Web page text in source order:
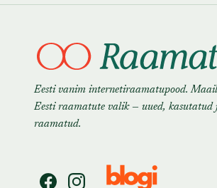
Eesti vanim internetiraamatupood.
Eesti raamatute valik — uued, kasutatud
raamatud.